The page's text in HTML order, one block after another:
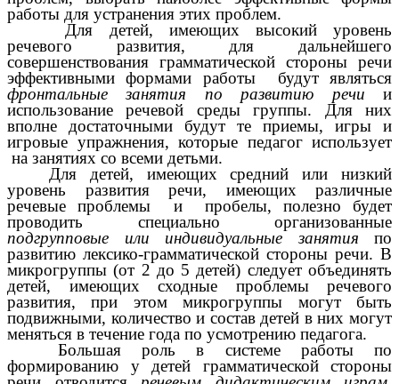
работы для устранения этих проблем.
Для детей, имеющих высокий уровень
речевого развития, для дальнейшего
совершенствования грамматической стороны речи
эффективными формами работы будут являться
фронтальные занятия
по развитию речи и
использование речевой среды группы. Для них
вполне достаточными будут те приемы, игры и
игровые упражнения, которые педагог использует
на занятиях со всеми детьми.
Для детей, имеющих средний или низкий
уровень развития речи, имеющих различные
речевые проблемы и пробелы, полезно будет
проводить специально организованные
подгрупповые или индивидуальные занятия по
развитию лексико-грамматической стороны речи. В
микрогруппы (от 2 до 5 детей) следует объединять
детей, имеющих сходные проблемы речевого
развития, при этом микрогруппы могут быть
подвижными, количество и состав детей в них могут
меняться в течение года по усмотрению педагога.
Большая роль в системе работы по
формированию у детей грамматической стороны